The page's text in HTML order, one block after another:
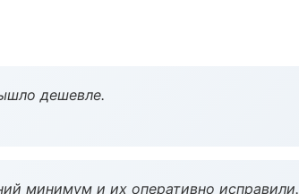
дешевле.
минимум и их оперативно исправили.